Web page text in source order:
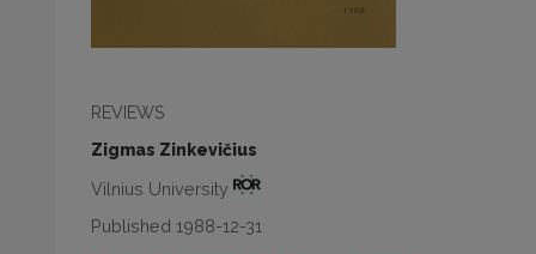
REVIEWS
Zigmas Zinkevičius
Vilnius University
Published 1988-12-31